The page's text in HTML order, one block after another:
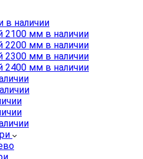
наличии
мм в наличии
мм в наличии
мм в наличии
мм в наличии